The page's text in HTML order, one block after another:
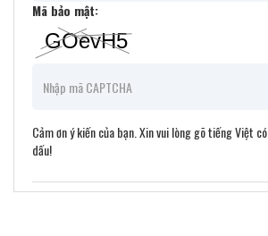
Mã bảo mật:
Cảm ơn ý kiến của bạn. Xin vui lòng gõ tiếng Việt có
dấu!